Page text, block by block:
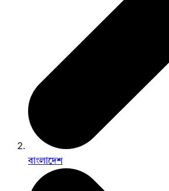
বাংলাদেশ